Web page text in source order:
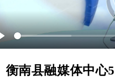
Play
衡南县融媒体中心